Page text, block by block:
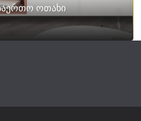
ოთახი